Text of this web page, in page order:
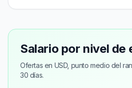
Salario por nivel de
Ofertas en USD, punto medio del
30 días.